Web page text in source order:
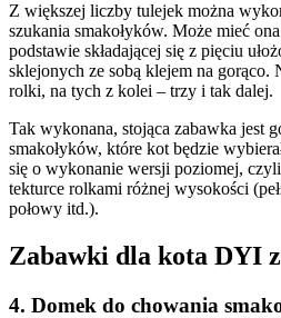
Z większej liczby tulejek można
szukania smakołyków. Może mieć
podstawie składającej się z pięciu
sklejonych ze sobą klejem na gorąco.
rolki, na tych z kolei – trzy i tak dalej.
Tak wykonana, stojąca zabawka jest
smakołyków, które kot będzie
się o wykonanie wersji poziomej,
tekturce rolkami różnej wysokości
połowy itd.).
Zabawki dla kota DYI
4. Domek do chowania